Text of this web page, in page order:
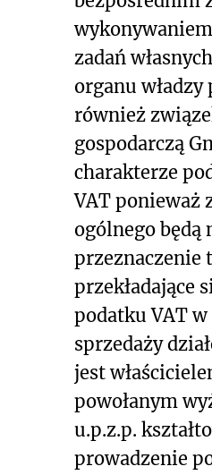
zadań
organu
również
gospodarczą
charakterze
VAT ponieważ
ogólnego będą
przeznaczenie
przekładające
podatku VAT
sprzedaży
jest
powołanym
u.p.z.p.
prowadzenie